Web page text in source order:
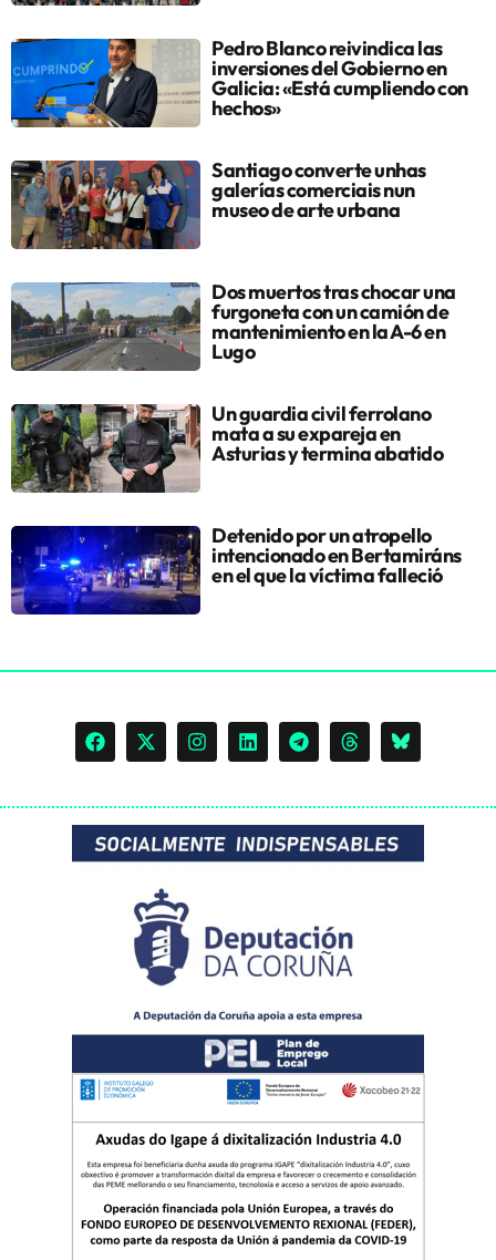
Pedro Blanco reivindica las
inversiones del Gobierno en
Galicia: «Está cumpliendo con
hechos»
Santiago converte unhas
galerías comerciais nun
museo de arte urbana
Dos muertos tras chocar una
furgoneta con un camión de
mantenimiento en la A-6 en
Lugo
Un guardia civil ferrolano
mata a su expareja en
Asturias y termina abatido
Detenido por un atropello
intencionado en Bertamiráns
en el que la víctima falleció